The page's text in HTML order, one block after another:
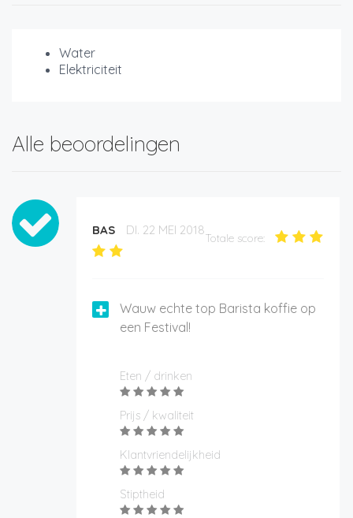
Water
Elektriciteit
Alle beoordelingen
BAS DI. 22 MEI 2018
Totale score:
Wauw echte top Barista koffie op
een Festival!
Eten / drinken
Prijs / kwaliteit
Klantvriendelijkheid
Stiptheid